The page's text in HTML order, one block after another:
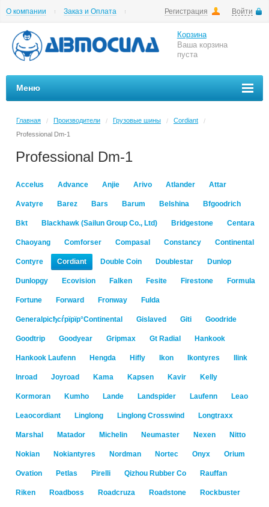
Регистрация Войти
О компании
Заказ и Оплата
Корзина
Ваша корзина
пуста
Меню
Главная / Производители / Грузовые шины / Cordiant
/
Professional Dm-1
Professional Dm-1
Accelus Advance Anjie Arivo Atlander Attar
Avatyre Barez Bars Barum Belshina Bfgoodrich
Bkt Blackhawk (Sailun Group Co., Ltd) Bridgestone Centara
Chaoyang Comforser Compasal Constancy Continental
Contyre Cordiant Double Coin Doublestar Dunlop
Dunlopgy Ecovision Falken Fesite Firestone Formula
Fortune Forward Fronway Fulda
Generalрісђсѓрїрїр°Continental Gislaved Giti Goodride
Goodtrip Goodyear Gripmax Gt Radial Hankook
Hankook Laufenn Hengda Hifly Ikon Ikontyres Ilink
Inroad Joyroad Kama Kapsen Kavir Kelly
Kormoran Kumho Lande Landspider Laufenn Leao
Leaocordiant Linglong Linglong Crosswind Longtraxx
Marshal Matador Michelin Neumaster Nexen Nitto
Nokian Nokiantyres Nordman Nortec Onyx Orium
Ovation Petlas Pirelli Qizhou Rubber Co Rauffan
Riken Roadboss Roadcruza Roadstone Rockbuster